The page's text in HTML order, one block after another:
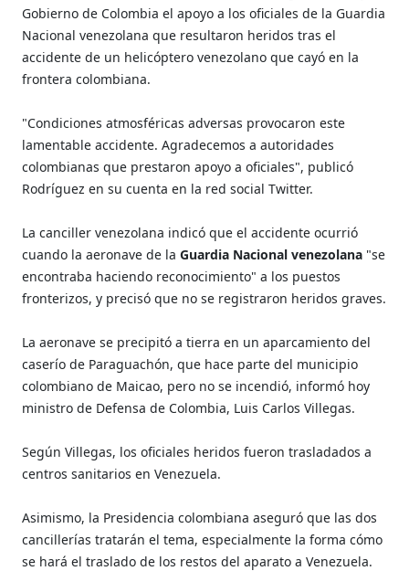
Gobierno de Colombia el apoyo a los oficiales de la Guardia
Nacional venezolana que resultaron heridos tras el
accidente de un helicóptero venezolano que cayó en la
frontera colombiana.
"Condiciones atmosféricas adversas provocaron este
lamentable accidente. Agradecemos a autoridades
colombianas que prestaron apoyo a oficiales", publicó
Rodríguez en su cuenta en la red social Twitter.
La canciller venezolana indicó que el accidente ocurrió
cuando la aeronave de laGuardia Nacional venezolana "se
encontraba haciendo reconocimiento" a los puestos
fronterizos, y precisó que no se registraron heridos graves.
La aeronave se precipitó a tierra en un aparcamiento del
caserío de Paraguachón, que hace parte del municipio
colombiano de Maicao, pero no se incendió, informó hoy
ministro de Defensa de Colombia, Luis Carlos Villegas.
Según Villegas, los oficiales heridos fueron trasladados a
centros sanitarios en Venezuela.
Asimismo, la Presidencia colombiana aseguró que las dos
cancillerías tratarán el tema, especialmente la forma cómo
se hará el traslado de los restos del aparato a Venezuela.